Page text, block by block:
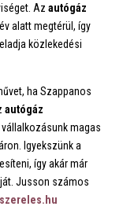
Az autógáz
alatt megtérül, így
közlekedési
ha Szappanos
autógáz
magas
Igyekszünk a
így akár már
Jusson számos